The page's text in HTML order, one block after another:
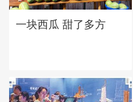
一块西瓜 甜了多方